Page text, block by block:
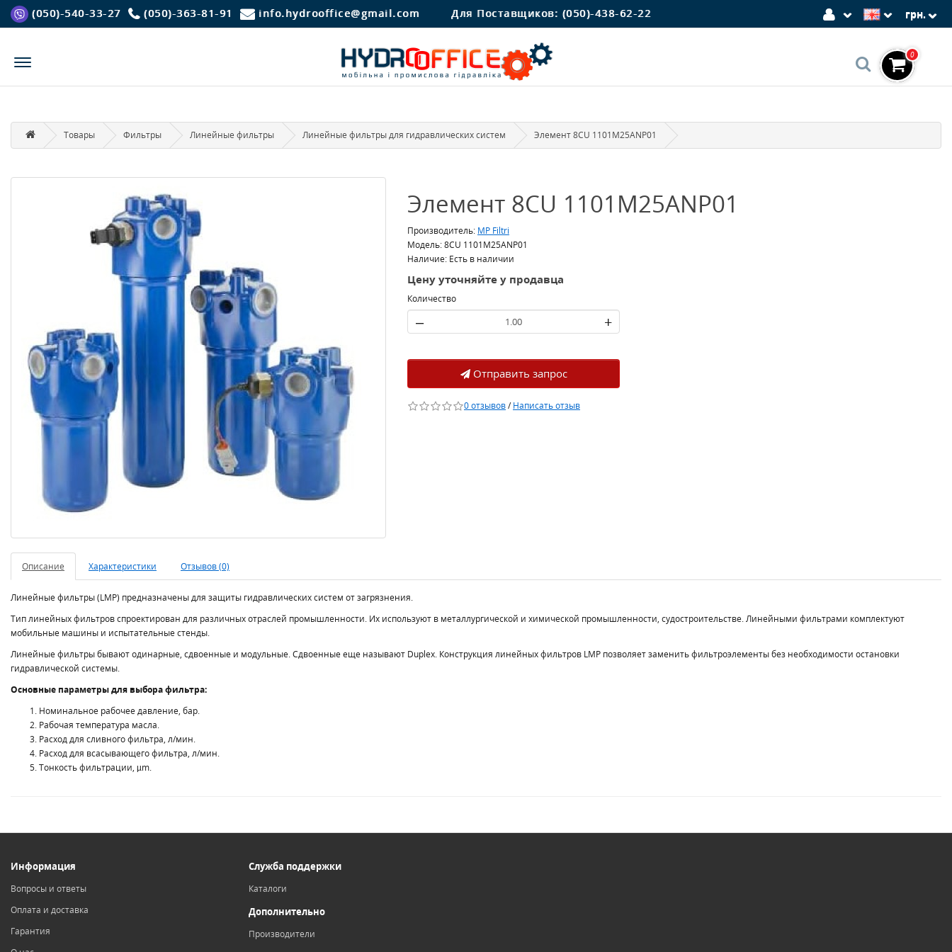
(050)-540-33-27 (050)-363-81-91 info.hydrooffice@gmail.com Для Поставщиков: (050)-438-62-22 грн.
0
Товары Фильтры Линейные фильтры Линейные фильтры для гидравлических систем Элемент 8CU 1101M25ANP01
Элемент 8CU 1101M25ANP01
Производитель: MP Filtri
Модель: 8CU 1101M25ANP01
Наличие: Есть в наличии
Цену уточняйте у продавца
Количество
– +
Отправить запрос
0 отзывов/Написать отзыв
Описание Характеристики Отзывов (0)
Линейные фильтры (LMP) предназначены для защиты гидравлических систем от загрязнения.
Тип линейных фильтров спроектирован для различных отраслей промышленности. Их используют в металлургической и химической промышленности, судостроительстве. Линейными фильтрами комплектуют
мобильные машины и испытательные стенды.
Линейные фильтры бывают одинарные, сдвоенные и модульные. Сдвоенные еще называют Duplex. Конструкция линейных фильтров LMP позволяет заменить фильтроэлементы без необходимости остановки
гидравлической системы.
Основные параметры для выбора фильтра:
Номинальное рабочее давление, бар.
Рабочая температура масла.
Расход для сливного фильтра, л/мин.
Расход для всасывающего фильтра, л/мин.
Тонкость фильтрации, µm.
Информация
Вопросы и ответы
Оплата и доставка
Гарантия
Служба поддержки
Каталоги
Дополнительно
Производители